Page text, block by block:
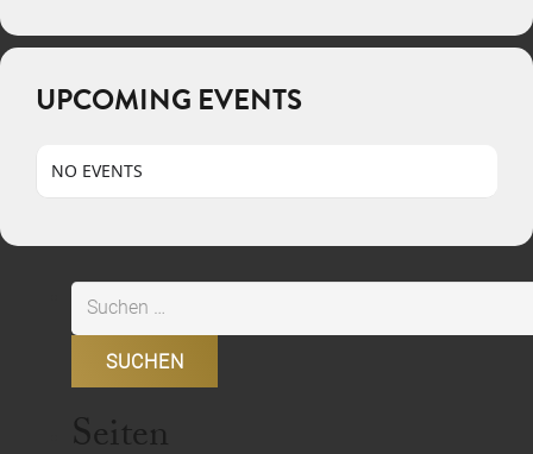
UPCOMING EVENTS
NO EVENTS
Suchen
nach:
Seiten